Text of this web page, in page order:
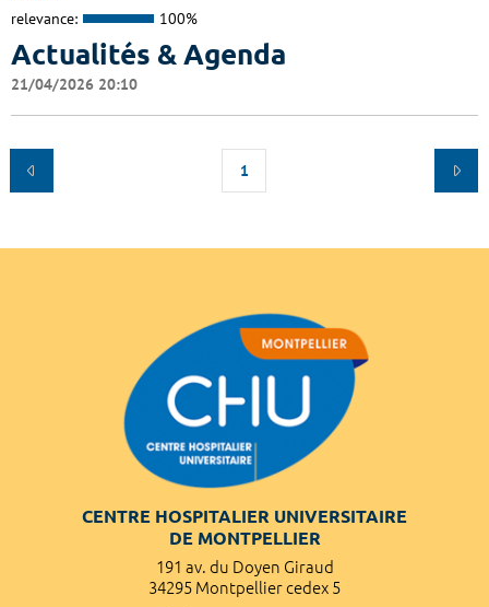
relevance: 100%
Actualités & Agenda
21/04/2026 20:10
1
CENTRE HOSPITALIER UNIVERSITAIRE
DE MONTPELLIER
191 av. du Doyen Giraud
34295 Montpellier cedex 5